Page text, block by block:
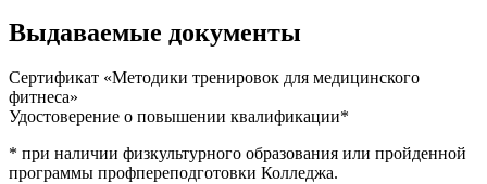
Выдаваемые документы
Сертификат «Методики тренировок для медицин­ского
фитнеса»
Удостоверение о повышении квалификации*
* при наличии физкультурного образова­ния или пройденной
программы профпереподго­товки Колледжа.